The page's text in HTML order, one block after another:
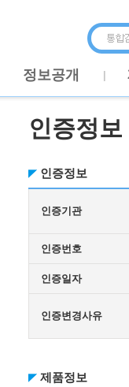
정보공개
인증정보
인증정보
인증기관
인증번호
인증일자
인증변경사유
제품정보